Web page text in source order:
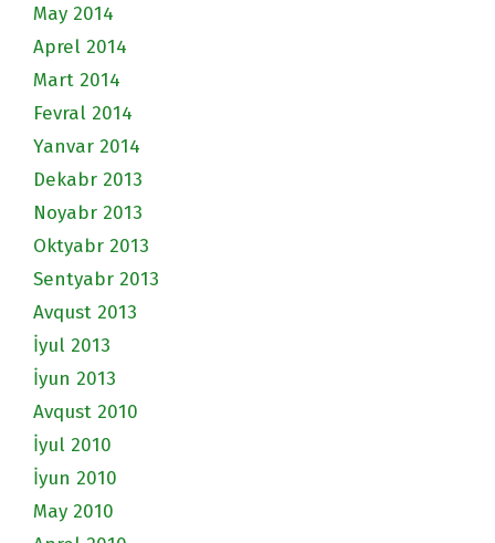
May 2014
Aprel 2014
Mart 2014
Fevral 2014
Yanvar 2014
Dekabr 2013
Noyabr 2013
Oktyabr 2013
Sentyabr 2013
Avqust 2013
İyul 2013
İyun 2013
Avqust 2010
İyul 2010
İyun 2010
May 2010